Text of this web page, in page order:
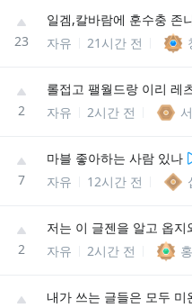
23
일겜,칼바람에 훈수충 존
자유
21시간 전
2
롤접고 팰월드랑 이리 레
자유
2시간 전
7
마블 좋아하는 사람 있나
자유
12시간 전
2
저는 이 글젠을 알고 옵지
자유
2시간 전
내가 쓰는 글들은 모두 미